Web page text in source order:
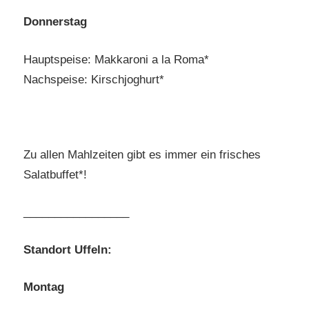
Donnerstag
Hauptspeise: Makkaroni a la Roma*
Nachspeise: Kirschjoghurt*
Zu allen Mahlzeiten gibt es immer ein frisches
Salatbuffet*!
Standort Uffeln:
Montag